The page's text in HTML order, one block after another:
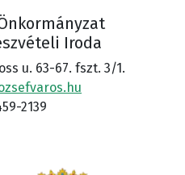
Iroda
u. 63-67. fszt. 3/1.
2139